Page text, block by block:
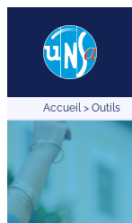
Accueil> Outils